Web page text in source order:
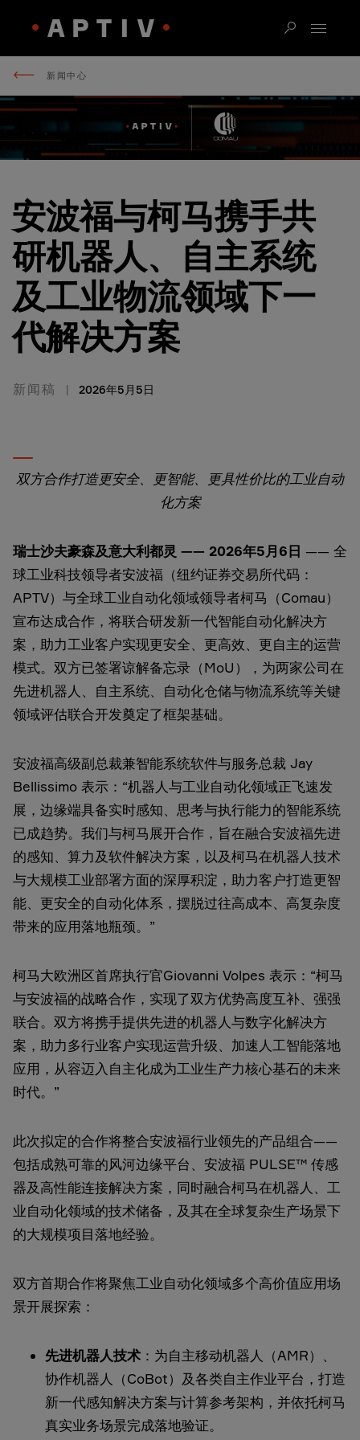
新闻中心
安波福与柯马携手共
研机器人、自主系统
及工业物流领域下一
代解决方案
新闻稿 2026年5月5日
双方合作打造更安全、更智能、更具性价比的工业自动
化方案
瑞士沙夫豪森及意大利都灵 —— 2026年5月6日 —— 全
球工业科技领导者安波福（纽约证券交易所代码：
APTV）与全球工业自动化领域领导者柯马（Comau）
宣布达成合作，将联合研发新一代智能自动化解决方
案，助力工业客户实现更安全、更高效、更自主的运营
模式。双方已签署谅解备忘录（MoU），为两家公司在
先进机器人、自主系统、自动化仓储与物流系统等关键
领域评估联合开发奠定了框架基础。
安波福高级副总裁兼智能系统软件与服务总裁 Jay
Bellissimo 表示：“机器人与工业自动化领域正飞速发
展，边缘端具备实时感知、思考与执行能力的智能系统
已成趋势。我们与柯马展开合作，旨在融合安波福先进
的感知、算力及软件解决方案，以及柯马在机器人技术
与大规模工业部署方面的深厚积淀，助力客户打造更智
能、更安全的自动化体系，摆脱过往高成本、高复杂度
带来的应用落地瓶颈。”
柯马大欧洲区首席执行官Giovanni Volpes 表示：“柯马
与安波福的战略合作，实现了双方优势高度互补、强强
联合。双方将携手提供先进的机器人与数字化解决方
案，助力多行业客户实现运营升级、加速人工智能落地
应用，从容迈入自主化成为工业生产力核心基石的未来
时代。”
此次拟定的合作将整合安波福行业领先的产品组合——
包括成熟可靠的风河边缘平台、安波福 PULSE™ 传感
器及高性能连接解决方案，同时融合柯马在机器人、工
业自动化领域的技术储备，及其在全球复杂生产场景下
的大规模项目落地经验。
双方首期合作将聚焦工业自动化领域多个高价值应用场
景开展探索：
先进机器人技术 ：为自主移动机器人（AMR）、
协作机器人（CoBot）及各类自主作业平台，打造
新一代感知解决方案与计算参考架构，并依托柯马
真实业务场景完成落地验证。